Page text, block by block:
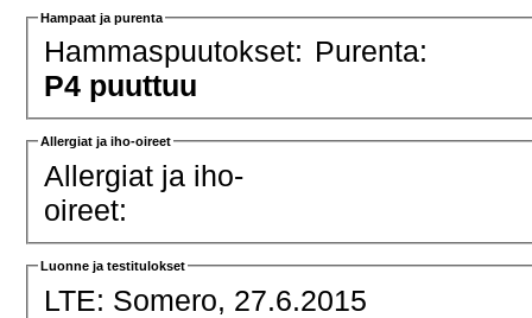
Hampaat ja purenta
Hammaspuutokset:
P4 puuttuu
Purenta:
Allergiat ja iho-oireet
Allergiat ja iho-
oireet:
Luonne ja testitulokset
LTE: Somero, 27.6.2015